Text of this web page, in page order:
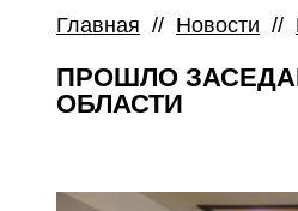
Главная // Новости //
ПРОШЛО
ОБЛАСТИ